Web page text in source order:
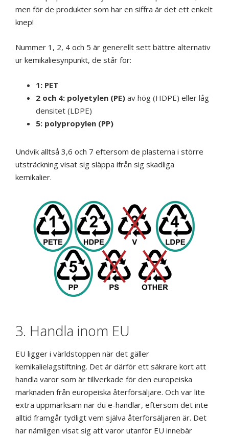
men för de produkter som har en siffra är det ett enkelt
knep!
Nummer 1, 2, 4 och 5 är generellt sett bättre alternativ
ur kemikaliesynpunkt, de står för:
1: PET
2 och 4: polyetylen (PE) av hög (HDPE) eller låg
densitet (LDPE)
5: polypropylen (PP)
Undvik alltså 3,6 och 7 eftersom de plasterna i större
utsträckning visat sig släppa ifrån sig skadliga
kemikalier.
3. Handla inom EU
EU ligger i världstoppen när det gäller
kemikalielagstiftning. Det är därför ett säkrare kort att
handla varor som är tillverkade för den europeiska
marknaden från europeiska återförsäljare. Och var lite
extra uppmärksam när du e-handlar, eftersom det inte
alltid framgår tydligt vem själva återförsäljaren är. Det
har nämligen visat sig att varor utanför EU innebär